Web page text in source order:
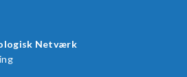
Netværk